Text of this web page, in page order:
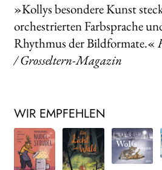
»Kollys besondere Kunst
orchestrierten Farbsprache
Rhythmus der Bildformate.«
/ Grosseltern-Magazin
WIR EMPFEHLEN